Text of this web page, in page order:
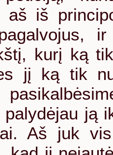
aš iš
kurį ką
jį ką tik
palydėjau ją
Aš juk